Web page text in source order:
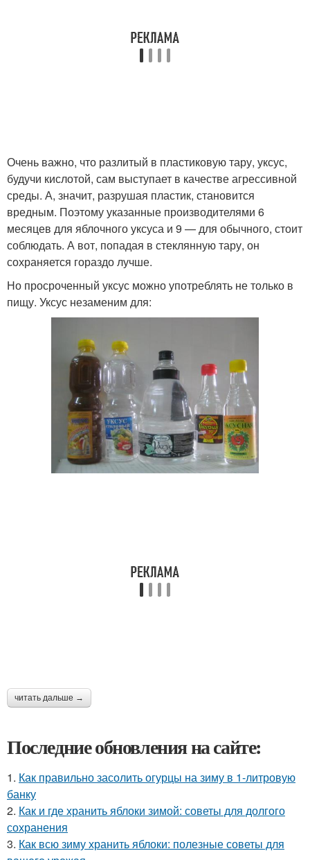
Очень важно, что разлитый в пластиковую тару, уксус,
будучи кислотой, сам выступает в качестве агрессивной
среды. А, значит, разрушая пластик, становится
вредным. Поэтому указанные производителями 6
месяцев для яблочного уксуса и 9 — для обычного, стоит
соблюдать. А вот, попадая в стеклянную тару, он
сохраняется гораздо лучше.
Но просроченный уксус можно употреблять не только в
пищу. Уксус незаменим для:
читать дальше →
Последние обновления на сайте:
1. Как правильно засолить огурцы на зиму в 1-литровую
банку
2. Как и где хранить яблоки зимой: советы для долгого
сохранения
3. Как всю зиму хранить яблоки: полезные советы для